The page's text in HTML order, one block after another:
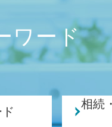
ワード
相続